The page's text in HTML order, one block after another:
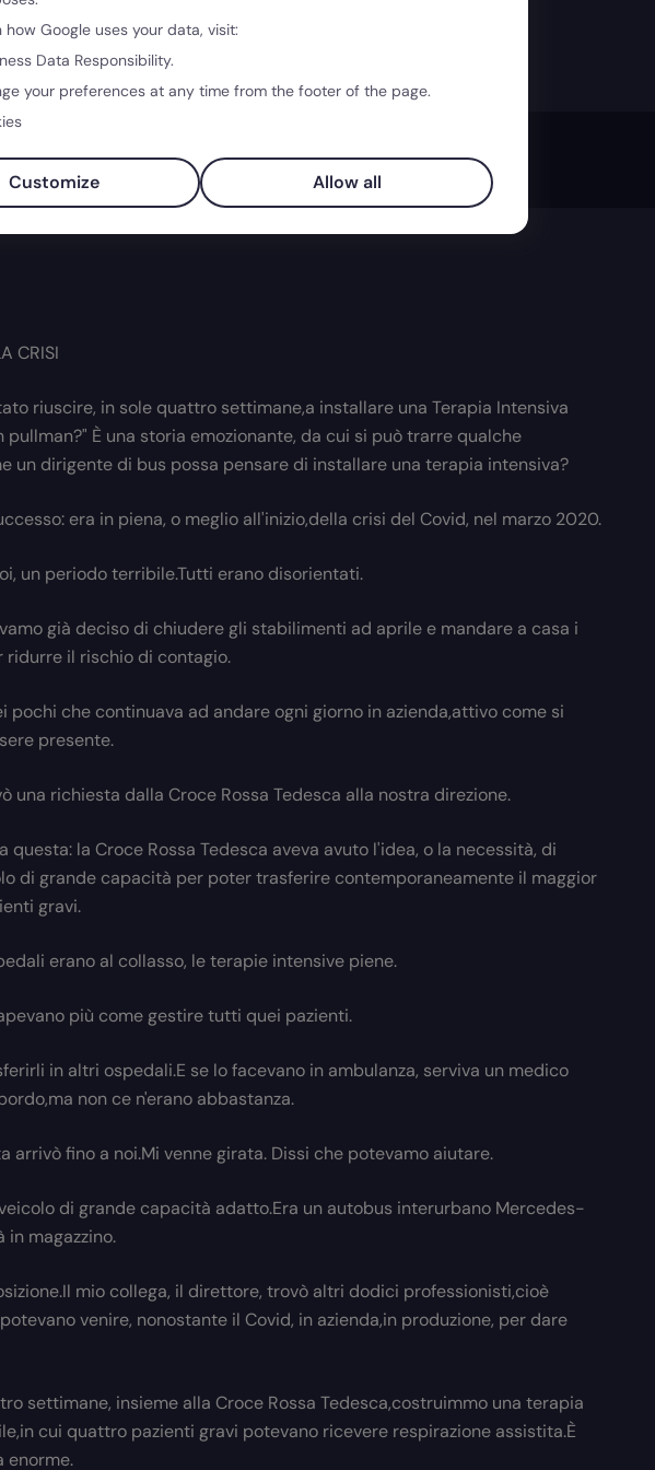
CRISI
riuscire, in sole quattro settimane,a installare una Terapia Intensiva
pullman?" È una storia emozionante, da cui si può trarre qualche
un dirigente di bus possa pensare di installare una terapia intensiva?
era in piena, o meglio all'inizio,della crisi del Covid, nel marzo 2020.
un periodo terribile.Tutti erano disorientati.
già deciso di chiudere gli stabilimenti ad aprile e mandare a casa i
ridurre il rischio di contagio.
pochi che continuava ad andare ogni giorno in azienda,attivo come si
presente.
una richiesta dalla Croce Rossa Tedesca alla nostra direzione.
questa: la Croce Rossa Tedesca aveva avuto l'idea, o la necessità, di
di grande capacità per poter trasferire contemporaneamente il maggior
gravi.
erano al collasso, le terapie intensive piene.
più come gestire tutti quei pazienti.
in altri ospedali.E se lo facevano in ambulanza, serviva un medico
non ce n'erano abbastanza.
arrivò fino a noi.Mi venne girata. Dissi che potevamo aiutare.
di grande capacità adatto.Era un autobus interurbano Mercedes-
in magazzino.
mio collega, il direttore, trovò altri dodici professionisti,cioè
venire, nonostante il Covid, in azienda,in produzione, per dare
settimane, insieme alla Croce Rossa Tedesca,costruimmo una terapia
cui quattro pazienti gravi potevano ricevere respirazione assistita.È
enorme.
how Google uses your data, visit:
Data Responsibility.
your preferences at any time from the footer of the page.
Customize Allow all